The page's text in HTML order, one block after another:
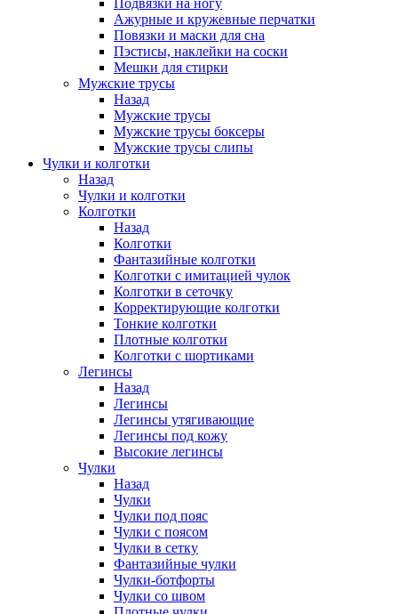
Подвязки на ногу
Ажурные и кружевные перчатки
Повязки и маски для сна
Пэстисы, наклейки на соски
Мешки для стирки
Мужские трусы
Назад
Мужские трусы
Мужские трусы боксеры
Мужские трусы слипы
Чулки и колготки
Назад
Чулки и колготки
Колготки
Назад
Колготки
Фантазийные колготки
Колготки с имитацией чулок
Колготки в сеточку
Корректирующие колготки
Тонкие колготки
Плотные колготки
Колготки с шортиками
Легинсы
Назад
Легинсы
Легинсы утягивающие
Легинсы под кожу
Высокие легинсы
Чулки
Назад
Чулки
Чулки под пояс
Чулки с поясом
Чулки в сетку
Фантазийные чулки
Чулки-ботфорты
Чулки со швом